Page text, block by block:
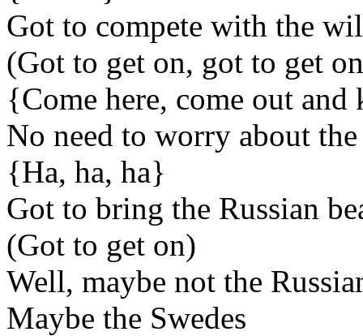
Got to compete with the
(Got to get on, got to get
{Come here, come out
No need to worry about the
{Ha, ha, ha}
Got to bring the Russian
(Got to get on)
Well, maybe not the
Maybe the Swedes